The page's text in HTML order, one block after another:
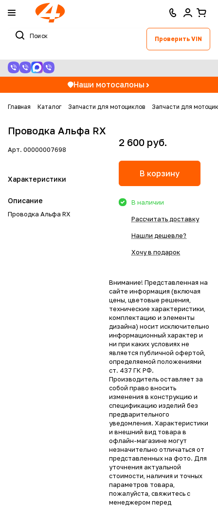
Проверить VIN
Наши мотосалоны
Главная Каталог Запчасти для мотоциклов Запчасти для
Проводка Альфа RX
Арт. 00000007698
Характеристики
Описание
Проводка Альфа RX
2 600 руб.
В корзину
В наличии
Рассчитать доставку
Нашли дешевле?
Хочу в подарок
Внимание! Представленная на
сайте информация (включая
цены, цветовые решения,
технические характеристики,
комплектацию и элементы
дизайна) носит исключительно
информационный характер и
ни при каких условиях не
является публичной офертой,
определяемой положениями
ст. 437 ГК РФ.
Производитель оставляет за
собой право вносить
изменения в конструкцию и
спецификацию изделий без
предварительного
уведомления. Характеристики
и внешний вид товара в
офлайн-магазине могут
незначительно отличаться от
представленных на фото. Для
уточнения актуальной
стоимости, наличия и точных
параметров товара,
пожалуйста, свяжитесь с
менеджером перед